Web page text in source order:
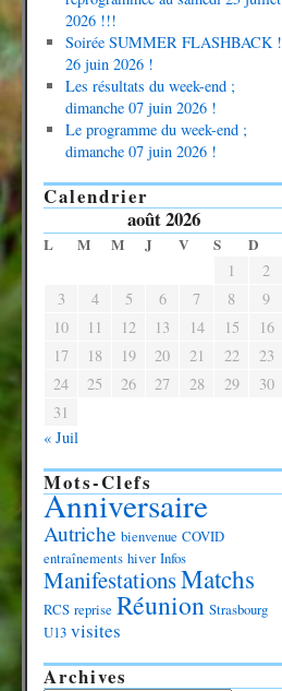
2026 !!!
Soirée SUMMER FLASHBACK !
26 juin 2026 !
Les résultats du week-end ;
dimanche 07 juin 2026 !
Le programme du week-end ;
dimanche 07 juin 2026 !
Calendrier
août 2026
L M M J V S D
1
2
3
4 5 6 7 8
9
10
11 12 13 14 15
16
17
18 19 20 21 22
23
24
25 26 27 28 29
30
31
« Juil
Mots-Clefs
Anniversaire
Autriche bienvenue COVID
entraînements hiver Infos
ManifestationsMatchs
RCS reprise Réunion Strasbourg
U13 visites
Archives